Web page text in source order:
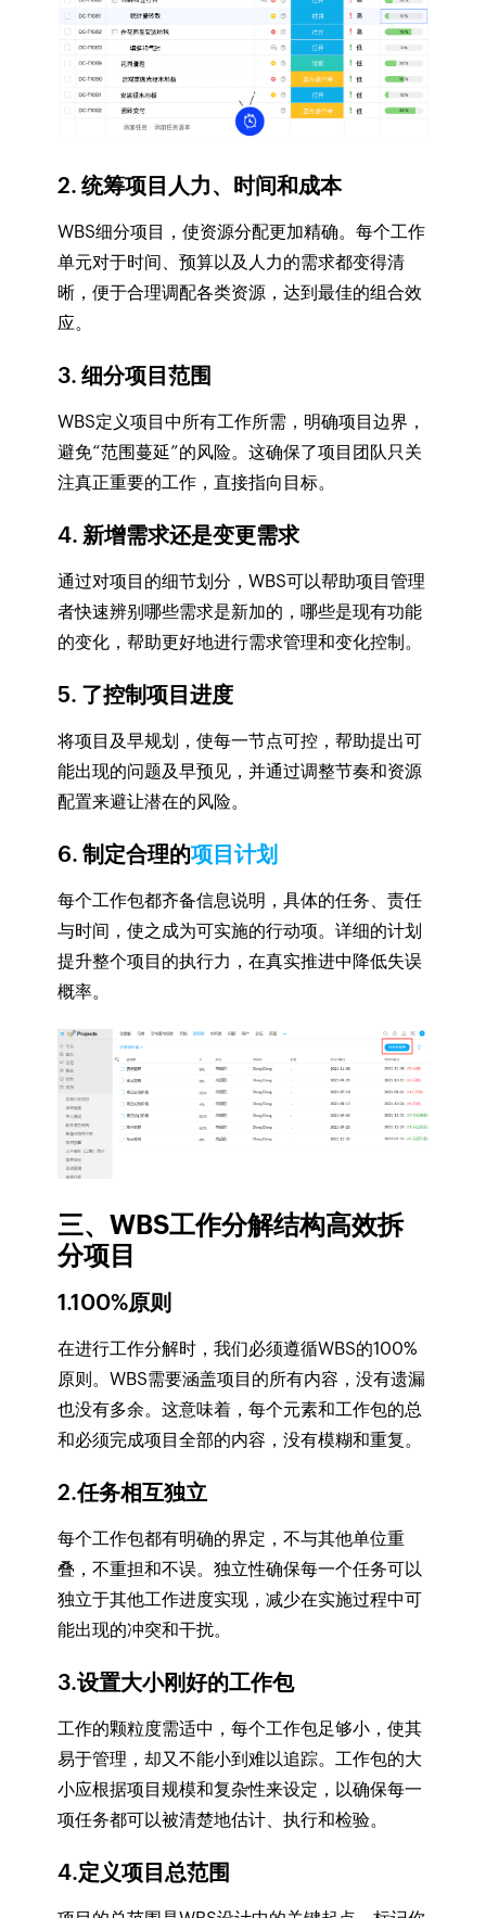
2. 统筹项目人力、时间和成本
WBS细分项目，使资源分配更加精确。每个工作
单元对于时间、预算以及人力的需求都变得清
晰，便于合理调配各类资源，达到最佳的组合效
应。
3. 细分项目范围
WBS定义项目中所有工作所需，明确项目边界，
避免“范围蔓延”的风险。这确保了项目团队只关
注真正重要的工作，直接指向目标。
4. 新增需求还是变更需求
通过对项目的细节划分，WBS可以帮助项目管理
者快速辨别哪些需求是新加的，哪些是现有功能
的变化，帮助更好地进行需求管理和变化控制。
5. 了控制项目进度
将项目及早规划，使每一节点可控，帮助提出可
能出现的问题及早预见，并通过调整节奏和资源
配置来避让潜在的风险。
6. 制定合理的项目计划
每个工作包都齐备信息说明，具体的任务、责任
与时间，使之成为可实施的行动项。详细的计划
提升整个项目的执行力，在真实推进中降低失误
概率。
三、WBS工作分解结构高效拆
分项目
1.100%原则
在进行工作分解时，我们必须遵循WBS的100%
原则。WBS需要涵盖项目的所有内容，没有遗漏
也没有多余。这意味着，每个元素和工作包的总
和必须完成项目全部的内容，没有模糊和重复。
2.任务相互独立
每个工作包都有明确的界定，不与其他单位重
叠，不重担和不误。独立性确保每一个任务可以
独立于其他工作进度实现，减少在实施过程中可
能出现的冲突和干扰。
3.设置大小刚好的工作包
工作的颗粒度需适中，每个工作包足够小，使其
易于管理，却又不能小到难以追踪。工作包的大
小应根据项目规模和复杂性来设定，以确保每一
项任务都可以被清楚地估计、执行和检验。
4.定义项目总范围